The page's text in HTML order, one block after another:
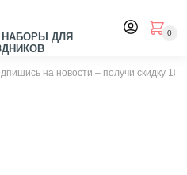
ДЛЯ
0
на новости – получи скидку